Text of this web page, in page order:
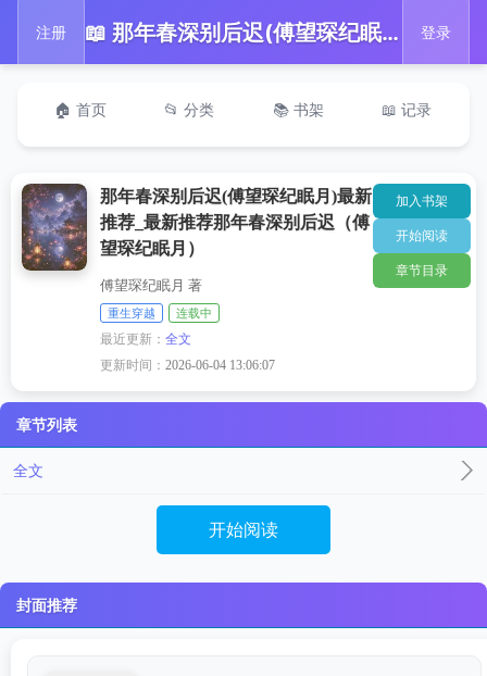
注册 📖 那年春深别后迟(傅望琛纪眠月)最新推荐_最新推荐那年春深别后迟（傅望琛纪眠月） 登录
🏠 首页 📂 分类 📚 书架 📖 记录
那年春深别后迟(傅望琛纪眠月)最新
推荐_最新推荐那年春深别后迟（傅
望琛纪眠月）
傅望琛纪眠月 著
重生穿越 连载中
最近更新：全文
更新时间：2026-06-04 13:06:07
加入书架
开始阅读
章节目录
章节列表
全文
开始阅读
封面推荐